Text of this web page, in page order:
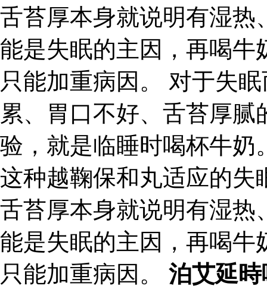
舌苔厚本身就说明有湿热
能是失眠的主因，再喝牛
只能加重病因。 对于失
累、胃口不好、舌苔厚
验，就是临睡时喝杯牛奶
这种越鞠保和丸适应的失
舌苔厚本身就说明有湿热
能是失眠的主因，再喝牛
只能加重病因。 泊艾延